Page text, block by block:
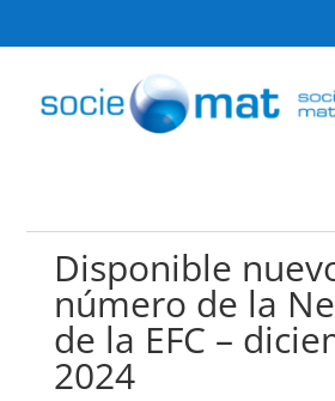
Disponible
número de la
de la EFC –
2024